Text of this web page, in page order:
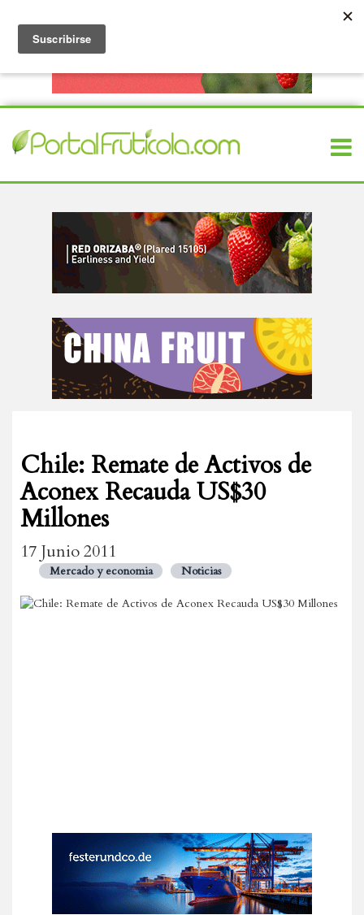
Chile: Remate de Activos de
Aconex Recauda US$30
Millones
17 Junio 2011
Mercado y economia Noticias